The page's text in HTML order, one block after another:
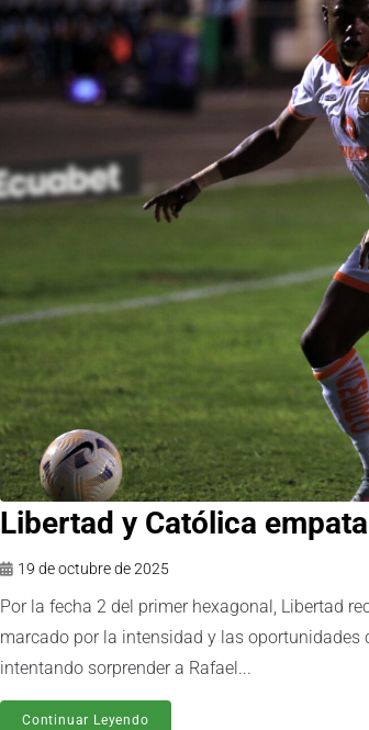
Libertad y Católica
19 de octubre de 2025
Por la fecha 2 del primer hexagonal, Libertad
marcado por la intensidad y las
intentando sorprender a Rafael...
Continuar Leyendo